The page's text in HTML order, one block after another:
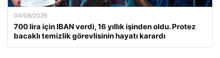
04/08/2026
700 lira için IBAN verdi, 16 yıllık işinden oldu. Protez
bacaklı temizlik görevlisinin hayatı karardı